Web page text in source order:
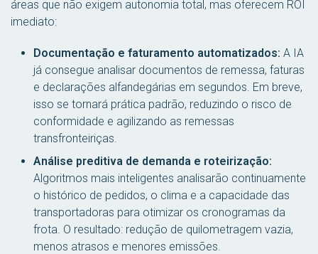
áreas que não exigem autonomia total, mas oferecem ROI
imediato:
Documentação e faturamento automatizados: A IA
já consegue analisar documentos de remessa, faturas
e declarações alfandegárias em segundos. Em breve,
isso se tornará prática padrão, reduzindo o risco de
conformidade e agilizando as remessas
transfronteiriças.
Análise preditiva de demanda e roteirização:
Algoritmos mais inteligentes analisarão continuamente
o histórico de pedidos, o clima e a capacidade das
transportadoras para otimizar os cronogramas da
frota. O resultado: redução de quilometragem vazia,
menos atrasos e menores emissões.